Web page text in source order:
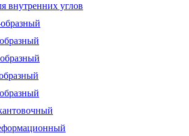
внутренних углов